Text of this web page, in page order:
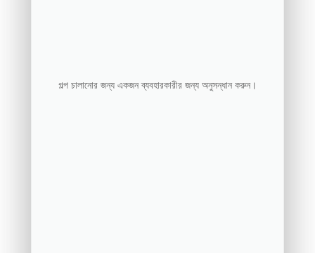
গল্প চালানোর জন্য একজন ব্যবহারকারীর জন্য অনুসন্ধান করুন।